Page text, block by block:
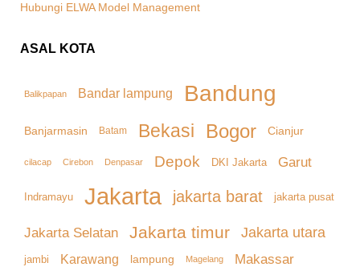
Hubungi ELWA Model Management
ASAL KOTA
Balikpapan Bandar lampung Bandung
Banjarmasin Batam Bekasi Bogor Cianjur
cilacap Cirebon Denpasar Depok DKI Jakarta Garut
Indramayu Jakarta jakarta barat jakarta pusat
Jakarta Selatan Jakarta timur Jakarta utara
jambi Karawang lampung Magelang Makassar